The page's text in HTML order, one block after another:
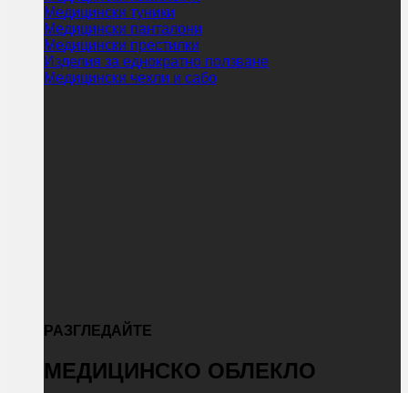
Медицински туники
Медицински панталони
Медицински престилки
Изделия за еднократно ползване
Медицински чехли и сабо
РАЗГЛЕДАЙТЕ
МЕДИЦИНСКО ОБЛЕКЛО